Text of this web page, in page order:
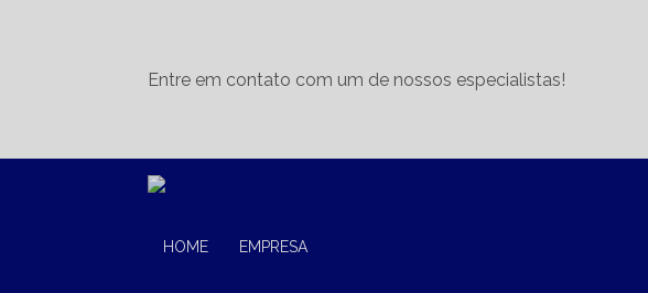
Entre em contato com um de nossos especialistas!
HOME EMPRESA